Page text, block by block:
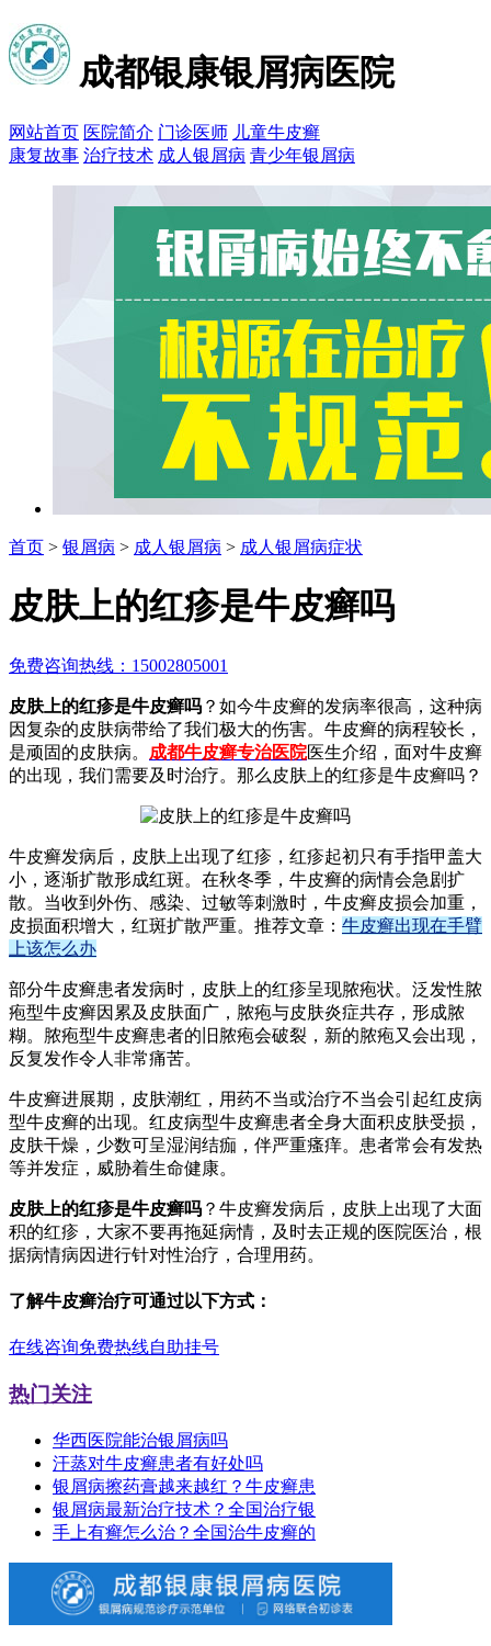
成都银康银屑病医院
网站首页 医院简介 门诊医师 儿童牛皮癣
康复故事 治疗技术 成人银屑病 青少年银屑病
首页 > 银屑病 > 成人银屑病 > 成人银屑病症状
皮肤上的红疹是牛皮癣吗
免费咨询热线：15002805001
皮肤上的红疹是牛皮癣吗 ？如今牛皮癣的发病率很高，这种病
因复杂的皮肤病带给了我们极大的伤害。牛皮癣的病程较长，
是顽固的皮肤病。 成都牛皮癣专治医院医生介绍，面对牛皮癣
的出现，我们需要及时治疗。那么皮肤上的红疹是牛皮癣吗？
牛皮癣发病后，皮肤上出现了红疹，红疹起初只有手指甲盖大
小，逐渐扩散形成红斑。在秋冬季，牛皮癣的病情会急剧扩
散。当收到外伤、感染、过敏等刺激时，牛皮癣皮损会加重，
皮损面积增大，红斑扩散严重。推荐文章： 牛皮癣出现在手臂
上该怎么办
部分牛皮癣患者发病时，皮肤上的红疹呈现脓疱状。泛发性脓
疱型牛皮癣因累及皮肤面广，脓疱与皮肤炎症共存，形成脓
糊。脓疱型牛皮癣患者的旧脓疱会破裂，新的脓疱又会出现，
反复发作令人非常痛苦。
牛皮癣进展期，皮肤潮红，用药不当或治疗不当会引起红皮病
型牛皮癣的出现。红皮病型牛皮癣患者全身大面积皮肤受损，
皮肤干燥，少数可呈湿润结痂，伴严重瘙痒。患者常会有发热
等并发症，威胁着生命健康。
皮肤上的红疹是牛皮癣吗 ？牛皮癣发病后，皮肤上出现了大面
积的红疹，大家不要再拖延病情，及时去正规的医院医治，根
据病情病因进行针对性治疗，合理用药。
了解牛皮癣治疗可通过以下方式：
在线咨询免费热线自助挂号
热门关注
华西医院能治银屑病吗
汗蒸对牛皮癣患者有好处吗
银屑病擦药膏越来越红？牛皮癣患
银屑病最新治疗技术？全国治疗银
手上有癣怎么治？全国治牛皮癣的